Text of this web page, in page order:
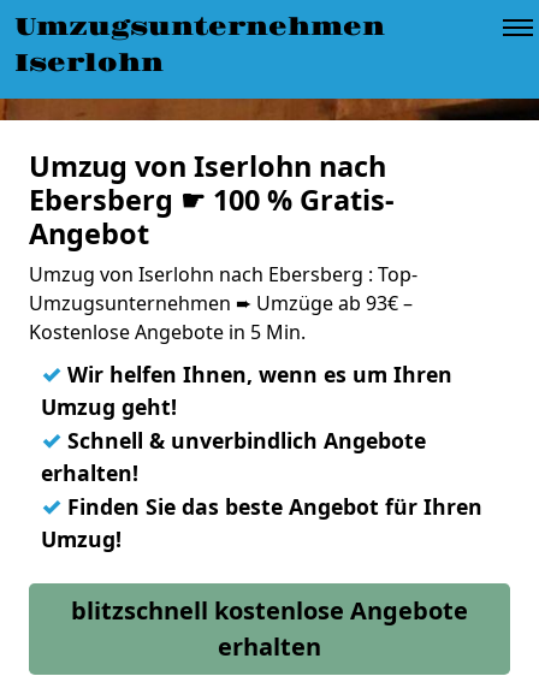
Umzugsunternehmen
Iserlohn
Umzug von Iserlohn nach
Ebersberg ☛ 100 % Gratis-
Angebot
Umzug von Iserlohn nach Ebersberg : Top-
Umzugsunternehmen ➨ Umzüge ab 93€ –
Kostenlose Angebote in 5 Min.
✓ Wir helfen Ihnen, wenn es um Ihren
Umzug geht!
✓ Schnell & unverbindlich Angebote
erhalten!
✓ Finden Sie das beste Angebot für Ihren
Umzug!
blitzschnell kostenlose Angebote
erhalten